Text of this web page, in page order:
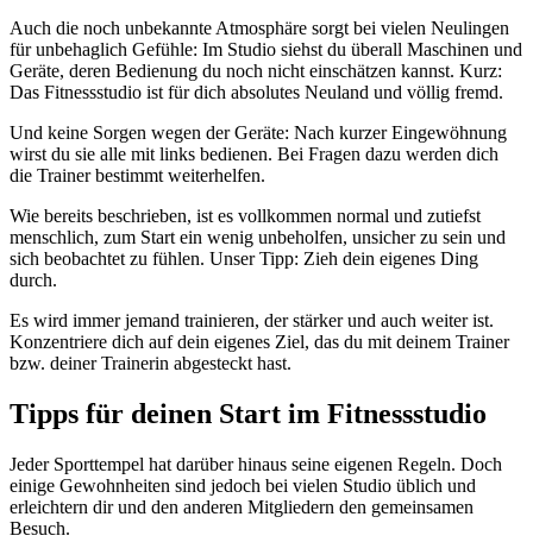
Auch die noch unbekannte Atmosphäre sorgt bei vielen Neulingen
für unbehaglich Gefühle: Im Studio siehst du überall Maschinen und
Geräte, deren Bedienung du noch nicht einschätzen kannst. Kurz:
Das Fitnessstudio ist für dich absolutes Neuland und völlig fremd.
Und keine Sorgen wegen der Geräte: Nach kurzer Eingewöhnung
wirst du sie alle mit links bedienen. Bei Fragen dazu werden dich
die Trainer bestimmt weiterhelfen.
Wie bereits beschrieben, ist es vollkommen normal und zutiefst
menschlich, zum Start ein wenig unbeholfen, unsicher zu sein und
sich beobachtet zu fühlen. Unser Tipp: Zieh dein eigenes Ding
durch.
Es wird immer jemand trainieren, der stärker und auch weiter ist.
Konzentriere dich auf dein eigenes Ziel, das du mit deinem Trainer
bzw. deiner Trainerin abgesteckt hast.
Tipps für deinen Start im Fitnessstudio
Jeder Sporttempel hat darüber hinaus seine eigenen Regeln. Doch
einige Gewohnheiten sind jedoch bei vielen Studio üblich und
erleichtern dir und den anderen Mitgliedern den gemeinsamen
Besuch.